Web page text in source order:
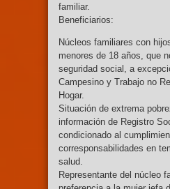
familiar.
Beneficiarios:
Núcleos familiares con
menores de 18 años, que
seguridad social, a
Campesino y Trabajo no
Hogar.
Situación de extrema
información de Registro
condicionado al
corresponsabilidades en
salud.
Representante del núcleo